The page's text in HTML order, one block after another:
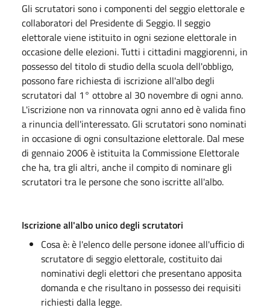
Gli scrutatori sono i componenti del seggio elettorale e
collaboratori del Presidente di Seggio. Il seggio
elettorale viene istituito in ogni sezione elettorale in
occasione delle elezioni. Tutti i cittadini maggiorenni, in
possesso del titolo di studio della scuola dell'obbligo,
possono fare richiesta di iscrizione all'albo degli
scrutatori dal 1° ottobre al 30 novembre di ogni anno.
L'iscrizione non va rinnovata ogni anno ed è valida fino
a rinuncia dell'interessato. Gli scrutatori sono nominati
in occasione di ogni consultazione elettorale. Dal mese
di gennaio 2006 è istituita la Commissione Elettorale
che ha, tra gli altri, anche il compito di nominare gli
scrutatori tra le persone che sono iscritte all'albo.
Iscrizione all'albo unico degli scrutatori
Cosa è: è l'elenco delle persone idonee all'ufficio di
scrutatore di seggio elettorale, costituito dai
nominativi degli elettori che presentano apposita
domanda e che risultano in possesso dei requisiti
richiesti dalla legge.